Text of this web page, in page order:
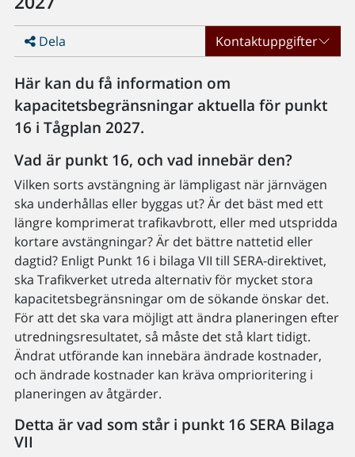
Dela Kontaktuppgifter
Här kan du få information om
kapacitetsbegränsningar aktuella för punkt
16 i Tågplan 2027.
Vad är punkt 16, och vad innebär den?
Vilken sorts avstängning är lämpligast när järnvägen
ska underhållas eller byggas ut? Är det bäst med ett
längre komprimerat trafikavbrott, eller med utspridda
kortare avstängningar? Är det bättre nattetid eller
dagtid? Enligt Punkt 16 i bilaga VII till SERA-direktivet,
ska Trafikverket utreda alternativ för mycket stora
kapacitetsbegränsningar om de sökande önskar det.
För att det ska vara möjligt att ändra planeringen efter
utredningsresultatet, så måste det stå klart tidigt.
Ändrat utförande kan innebära ändrade kostnader,
och ändrade kostnader kan kräva omprioritering i
planeringen av åtgärder.
Detta är vad som står i punkt 16 SERA Bilaga
VII